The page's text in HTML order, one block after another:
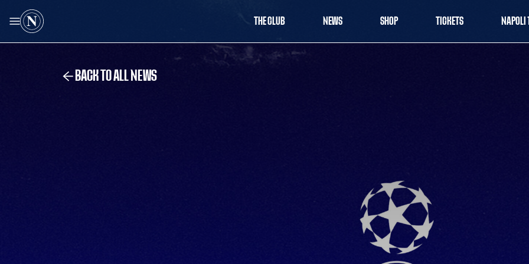
THE CLUB NEWS SHOP TICKETS NAPOLI
BACK TO ALL NEWS